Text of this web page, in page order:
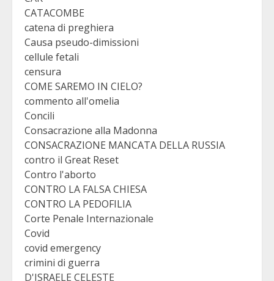
CATACOMBE
catena di preghiera
Causa pseudo-dimissioni
cellule fetali
censura
COME SAREMO IN CIELO?
commento all'omelia
Concili
Consacrazione alla Madonna
CONSACRAZIONE MANCATA DELLA RUSSIA
contro il Great Reset
Contro l'aborto
CONTRO LA FALSA CHIESA
CONTRO LA PEDOFILIA
Corte Penale Internazionale
Covid
covid emergency
crimini di guerra
D'ISRAELE CELESTE